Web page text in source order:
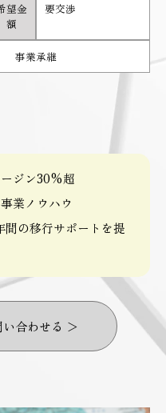
望金
額
要交渉
事業承継
ジン30%超
業ノウハウ
の移行サポートを提
合わせる ＞